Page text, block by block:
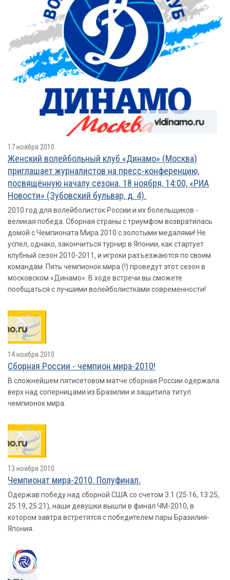
17 ноября 2010
Женский волейбольный клуб «Динамо» (Москва)
приглашает журналистов на пресс-конференцию,
посвящённую началу сезона. 18 ноября, 14:00, «РИА
Новости» (Зубовский бульвар, д. 4).
2010 год для волейболисток России и их болельщиков -
великая победа. Сборная страны с триумфом возвратилась
домой с Чемпионата Мира 2010 с золотыми медалями! Не
успел, однако, закончиться турнир в Японии, как стартует
клубный сезон 2010-2011, и игроки разъезжаются по своим
командам. Пять чемпионок мира (!) проведут этот сезон в
московском «Динамо». В ходе встречи вы сможете
пообщаться с лучшими волейболистками современности!
14 ноября 2010
Сборная России - чемпион мира-2010!
В сложнейшем пятисетовом матче сборная России одержала
верх над соперницами из Бразилии и защитила титул
чемпионок мира.
13 ноября 2010
Чемпионат мира-2010. Полуфинал.
Одержав победу над сборной США со счетом 3:1 (25:16, 13:25,
25:19, 25:21), наши девушки вышли в финал ЧМ-2010, в
котором завтра встретятся с победителем пары Бразилия-
Япония.